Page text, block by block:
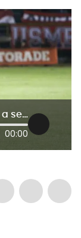
John Meléndez: “Santa Fe va a ser el equipo a vencer”
00:00